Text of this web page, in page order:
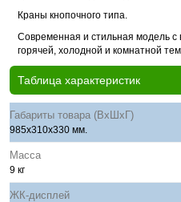
Краны кнопочного типа.
Современная и стильная модель
горячей, холодной и комнатной
Таблица характеристик
Габариты товара (ВхШхГ)
985x310x330 мм.
Масса
9 кг
ЖК-дисплей